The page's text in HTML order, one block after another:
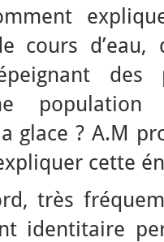
cours d’eau,
des
population
glace ? A.M
cette
très
identitaire